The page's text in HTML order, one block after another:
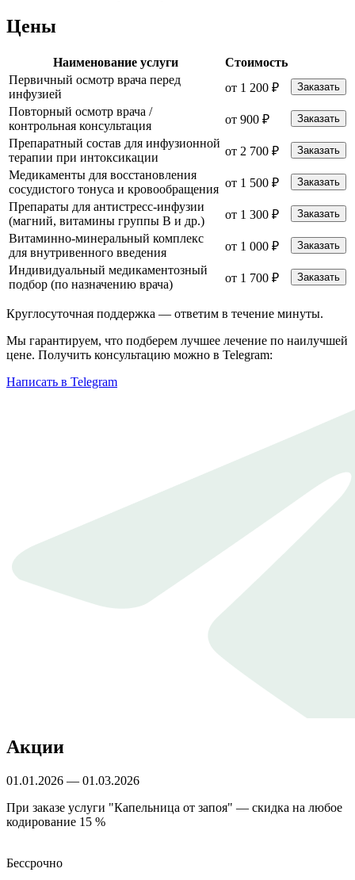
Цены
Наименование услуги
Стоимость
Первичный осмотр врача перед
инфузией
от 1 200 ₽ Заказать
Повторный осмотр врача /
контрольная консультация
от 900 ₽ Заказать
Препаратный состав для инфузионной
терапии при интоксикации
от 2 700 ₽ Заказать
Медикаменты для восстановления
сосудистого тонуса и кровообращения от 1 500 ₽ Заказать
Препараты для антистресс-инфузии
(магний, витамины группы B и др.)
от 1 300 ₽ Заказать
Витаминно-минеральный комплекс
для внутривенного введения
от 1 000 ₽ Заказать
Индивидуальный медикаментозный
подбор (по назначению врача)
от 1 700 ₽ Заказать
Круглосуточная поддержка — ответим в течение минуты.
Мы гарантируем, что подберем лучшее лечение по наилучшей
цене. Получить консультацию можно в Telegram:
Написать в Telegram
Акции
01.01.2026 — 01.03.2026
При заказе услуги "Капельница от запоя" — скидка на любое
кодирование 15 %
Бессрочно